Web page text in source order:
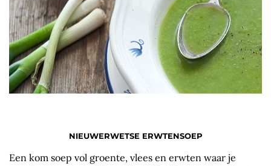
NIEUWERWETSE ERWTENSOEP
Een kom soep vol groente, vlees en erwten waar je